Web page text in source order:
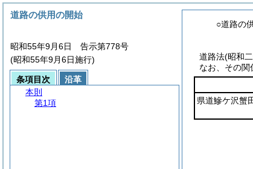
○道路の
道路法(昭和
なお、その関
県道鰺ケ沢蟹
道路の供用の開始
昭和55年9月6日 告示第778号
(昭和55年9月6日施行)
条項目次
沿革
本則
第1項